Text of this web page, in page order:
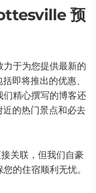
预
于为您提供最新的
即将推出的优惠、
们精心撰写的博客还
的热门景点和必去
关联，但我们自豪
的住宿顺利无忧。